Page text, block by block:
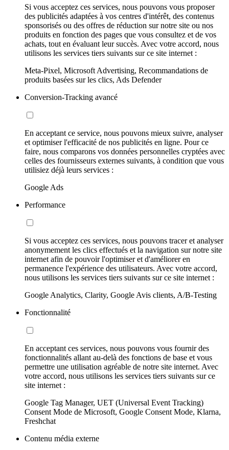
Si vous acceptez ces services, nous pouvons vous proposer
des publicités adaptées à vos centres d'intérêt, des contenus
sponsorisés ou des offres de réduction sur notre site ou nos
produits en fonction des pages que vous consultez et de vos
achats, tout en évaluant leur succès. Avec votre accord, nous
utilisons les services tiers suivants sur ce site internet :
Meta-Pixel, Microsoft Advertising, Recommandations de
produits basées sur les clics, Ads Defender
Conversion-Tracking avancé
En acceptant ce service, nous pouvons mieux suivre, analyser
et optimiser l'efficacité de nos publicités en ligne. Pour ce
faire, nous comparons vos données personnelles cryptées avec
celles des fournisseurs externes suivants, à condition que vous
utilisiez déjà leurs services :
Google Ads
Performance
Si vous acceptez ces services, nous pouvons tracer et analyser
anonymement les clics effectués et la navigation sur notre site
internet afin de pouvoir l'optimiser et d'améliorer en
permanence l'expérience des utilisateurs. Avec votre accord,
nous utilisons les services tiers suivants sur ce site internet :
Google Analytics, Clarity, Google Avis clients, A/B-Testing
Fonctionnalité
En acceptant ces services, nous pouvons vous fournir des
fonctionnalités allant au-delà des fonctions de base et vous
permettre une utilisation agréable de notre site internet. Avec
votre accord, nous utilisons les services tiers suivants sur ce
site internet :
Google Tag Manager, UET (Universal Event Tracking)
Consent Mode de Microsoft, Google Consent Mode, Klarna,
Freshchat
Contenu média externe